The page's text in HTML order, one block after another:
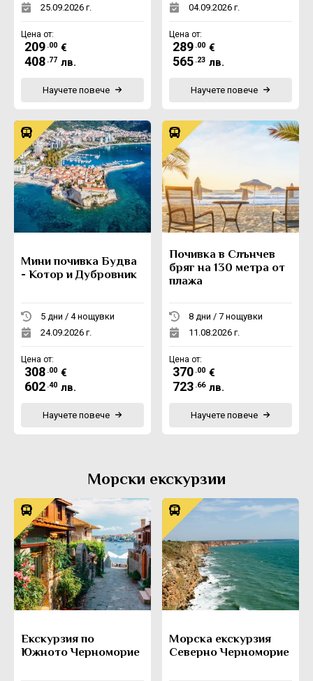
25.09.2026 г.
Цена от:
209 .00 €
408 .77 лв.
Научете повече
04.09.2026 г.
Цена от:
289 .00 €
565 .23 лв.
Научете повече
Мини почивка Будва
- Котор и Дубровник
5 дни / 4 нощувки
24.09.2026 г.
Цена от:
308 .00 €
602 .40 лв.
Научете повече
Почивка в Слънчев
бряг на 130 метра от
плажа
8 дни / 7 нощувки
11.08.2026 г.
Цена от:
370 .00 €
723 .66 лв.
Научете повече
Морски екскурзии
Екскурзия по
Южното Черноморие
Морска екскурзия
Северно Черноморие